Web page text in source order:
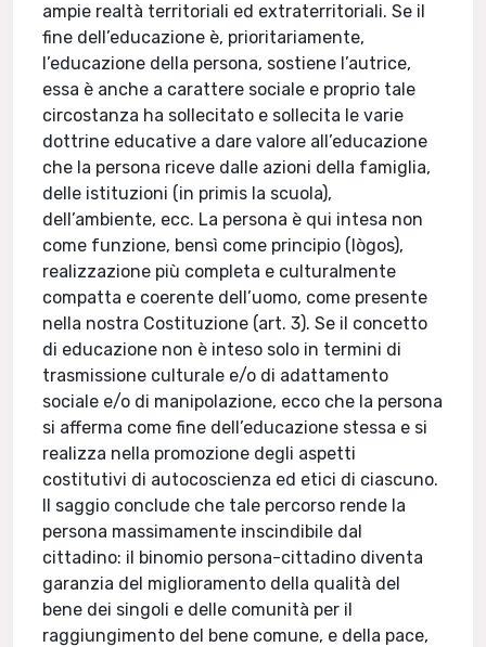
ampie realtà territoriali ed extraterritoriali. Se il
fine dell’educazione è, prioritariamente,
l’educazione della persona, sostiene l’autrice,
essa è anche a carattere sociale e proprio tale
circostanza ha sollecitato e sollecita le varie
dottrine educative a dare valore all’educazione
che la persona riceve dalle azioni della famiglia,
delle istituzioni (in primis la scuola),
dell’ambiente, ecc. La persona è qui intesa non
come funzione, bensì come principio (lògos),
realizzazione più completa e culturalmente
compatta e coerente dell’uomo, come presente
nella nostra Costituzione (art. 3). Se il concetto
di educazione non è inteso solo in termini di
trasmissione culturale e/o di adattamento
sociale e/o di manipolazione, ecco che la persona
si afferma come fine dell’educazione stessa e si
realizza nella promozione degli aspetti
costitutivi di autocoscienza ed etici di ciascuno.
Il saggio conclude che tale percorso rende la
persona massimamente inscindibile dal
cittadino: il binomio persona-cittadino diventa
garanzia del miglioramento della qualità del
bene dei singoli e delle comunità per il
raggiungimento del bene comune, e della pace,